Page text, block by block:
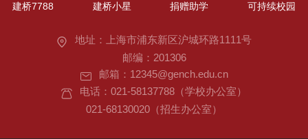
地址：上海市浦东新区沪城环路1111号
邮编：201306
邮箱：12345@gench.edu.cn
电话：021-58137788（学校办公室）
021-68130020（招生办公室）
建桥7788 建桥小星 捐赠助学 可持续校园